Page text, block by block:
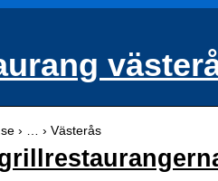
› … › Västerås